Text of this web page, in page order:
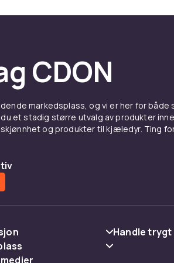
glade
Gi
Gjør
Det trenger
CDON
markedsplass, og vi er her for
du et stadig større utvalg av produkter
og produkter til kjæledyr. Ting
Handle trygt